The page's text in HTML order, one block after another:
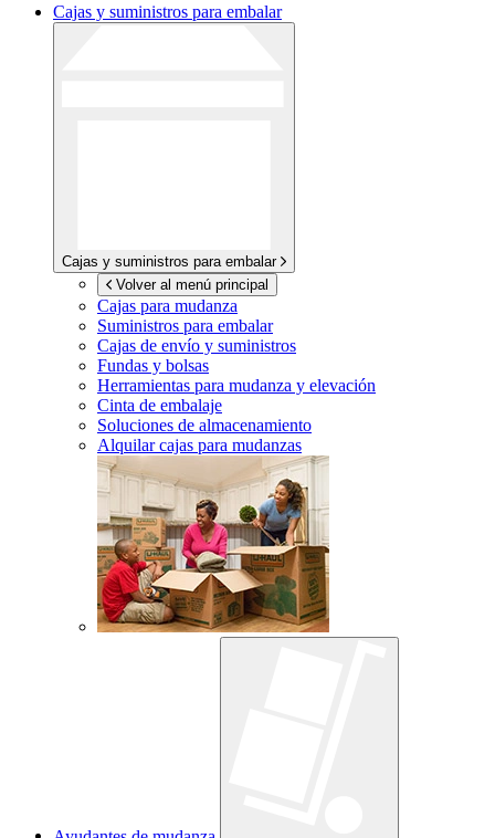
Cajas y suministros para embalar
Cajas y suministros para embalar
Volver al menú principal
Cajas para mudanza
Suministros para embalar
Cajas de envío y suministros
Fundas y bolsas
Herramientas para mudanza y elevación
Cinta de embalaje
Soluciones de almacenamiento
Alquilar cajas para mudanzas